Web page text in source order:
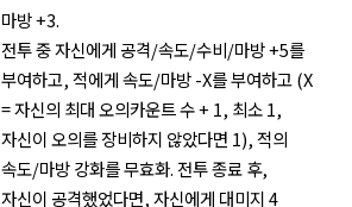
마방 +3.
전투 중 자신에게 공격/속도/수비/마방 +5를
부여하고, 적에게 속도/마방 -X를 부여하고 (X
= 자신의 최대 오의카운트 수 + 1, 최소 1,
자신이 오의를 장비하지 않았다면 1), 적의
속도/마방 강화를 무효화. 전투 종료 후,
자신이 공격했었다면, 자신에게 대미지 4